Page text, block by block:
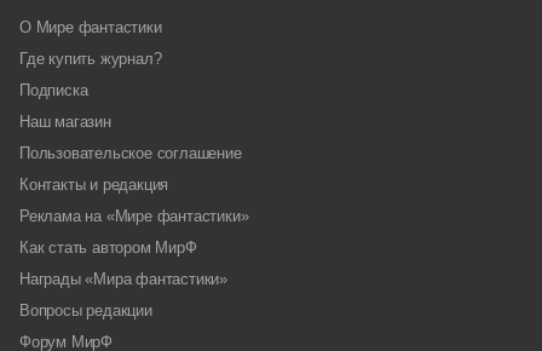
О Мире фантастики
Где купить журнал?
Подписка
Наш магазин
Пользовательское соглашение
Контакты и редакция
Реклама на «Мире фантастики»
Как стать автором МирФ
Награды «Мира фантастики»
Вопросы редакции
Форум МирФ